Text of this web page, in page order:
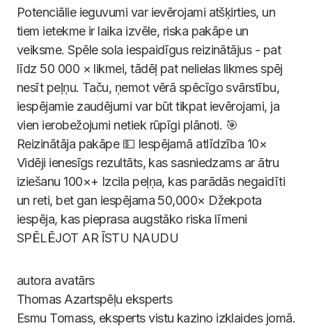
Potenciālie ieguvumi var ievērojami atšķirties, un
tiem ietekme ir laika izvēle, riska pakāpe un
veiksme. Spēle sola iespaidīgus reizinātājus - pat
līdz 50 000 × likmei, tādēļ pat nelielas likmes spēj
nesīt peļņu. Taču, ņemot vērā spēcīgo svārstību,
iespējamie zaudējumi var būt tikpat ievērojami, ja
vien ierobežojumi netiek rūpīgi plānoti. 🎯
Reizinātāja pakāpe 💵 Iespējamā atlīdzība 10×
Vidēji ienesīgs rezultāts, kas sasniedzams ar ātru
iziešanu 100×+ Izcila peļņa, kas parādās negaidīti
un reti, bet gan iespējama 50,000× Džekpota
iespēja, kas pieprasa augstāko riska līmeni
SPĒLĒJOT AR ĪSTU NAUDU
Thomas Azartspēļu eksperts
Esmu Tomass, eksperts vistu kazino izklaides jomā.